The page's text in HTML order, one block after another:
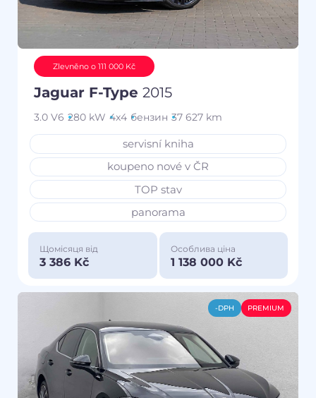
Zlevněno o 111 000 Kč
Jaguar F-Type 2015
3.0 V6 280 kW 4x4 бензин 37 627 km
servisní kniha
koupeno nové v ČR
TOP stav
panorama
Щомісяця від
3 386 Kč
Особлива ціна
1 138 000 Kč
-DPH PREMIUM